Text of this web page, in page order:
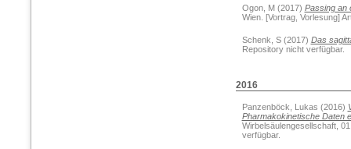
Ogon, M(2017) Passing an
Wien. [Vortrag, Vorlesung]
Schenk, S(2017) Das
Repository nicht verfügbar.
2016
Panzenböck, Lukas (2016)
Pharmakokinetische Daten
Wirbelsäulengesellschaft,
verfügbar.